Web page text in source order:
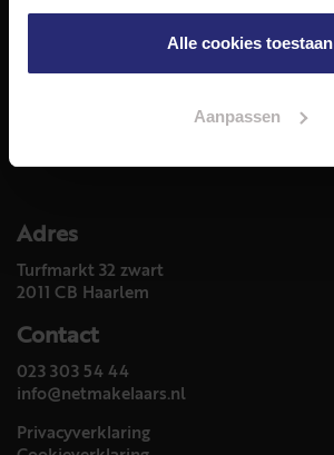
gebruiken.
Alle cookies toestaan
Aanpassen
Aankoop
Meer informatie over
Adres
Turfmarkt 32 zwart
2011 CB Haarlem
Contact
023 303 54 44
info@netmakelaars.nl
Privacyverklaring